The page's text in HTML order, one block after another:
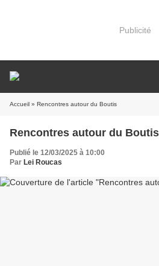
Publicité
Accueil » Rencontres autour du Boutis
Rencontres autour du Boutis
Publié le 12/03/2025 à 10:00
Par Lei Roucas